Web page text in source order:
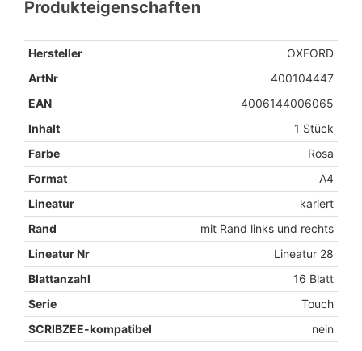
Produkteigenschaften
Hersteller
OXFORD
ArtNr
400104447
EAN
4006144006065
Inhalt
1 Stück
Farbe
Rosa
Format
A4
Lineatur
kariert
Rand
mit Rand links und rechts
Lineatur Nr
Lineatur 28
Blattanzahl
16 Blatt
Serie
Touch
SCRIBZEE-kompatibel
nein